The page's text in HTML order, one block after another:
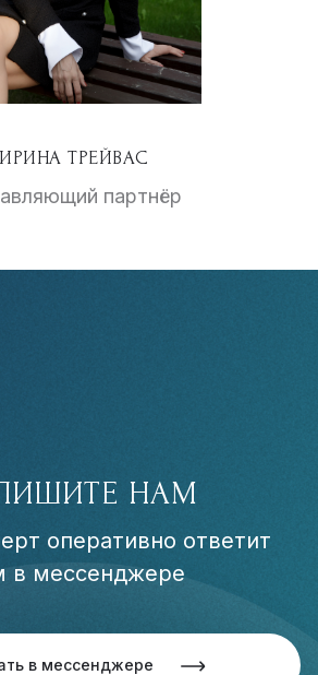
ИРИНА ТРЕЙВАС
партнёр
НАМ
оперативно ответит
в мессенджере
в мессенджере